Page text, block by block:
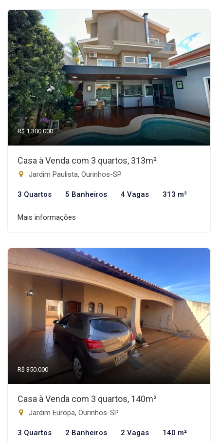
R$ 1.300.000
Casa à Venda com 3 quartos, 313m²
Jardim Paulista, Ourinhos-SP
3 Quartos 5 Banheiros 4 Vagas 313 m²
Mais informações
R$ 350.000
Casa à Venda com 3 quartos, 140m²
Jardim Europa, Ourinhos-SP
3 Quartos 2 Banheiros 2 Vagas 140 m²